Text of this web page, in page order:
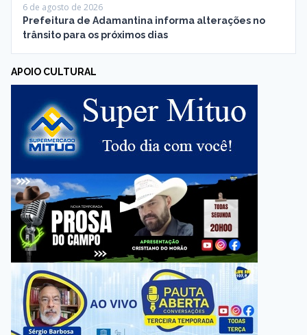
6 de agosto de 2026
Prefeitura de Adamantina informa alterações no
trânsito para os próximos dias
APOIO CULTURAL